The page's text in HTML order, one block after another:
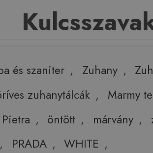
és szaniter , Zuhany ,
zuhanytálcák ,
Marmy
Pietra , öntött , márvány ,
, PRADA , WHITE ,